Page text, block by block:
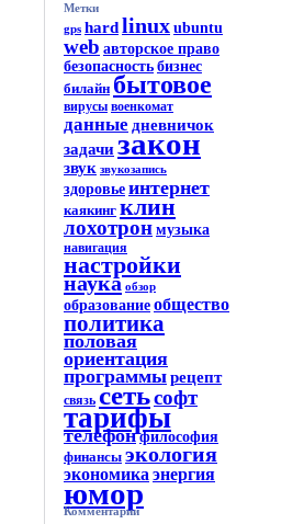
Метки
gps hardlinuxubuntu
web авторское право
безопасность бизнес
билайн бытовое
вирусы военкомат
данные дневничок
задачизакон
звук звукозапись
здоровьеинтернет
каякинг клин
лохотрон музыка
навигация
настройки
наука обзор
образование общество
политика
половая
ориентация
программырецепт
связь сетьсофт
тарифы
телефон философия
финансы экология
экономикаэнергия
юмор
Комментарии